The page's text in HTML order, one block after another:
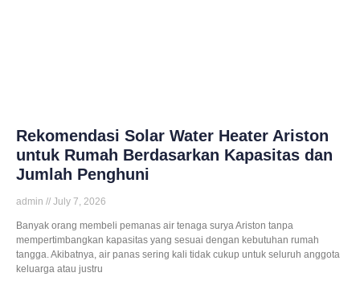
Rekomendasi Solar Water Heater Ariston
untuk Rumah Berdasarkan Kapasitas dan
Jumlah Penghuni
admin July 7, 2026
Banyak orang membeli pemanas air tenaga surya Ariston tanpa
mempertimbangkan kapasitas yang sesuai dengan kebutuhan rumah
tangga. Akibatnya, air panas sering kali tidak cukup untuk seluruh anggota
keluarga atau justru